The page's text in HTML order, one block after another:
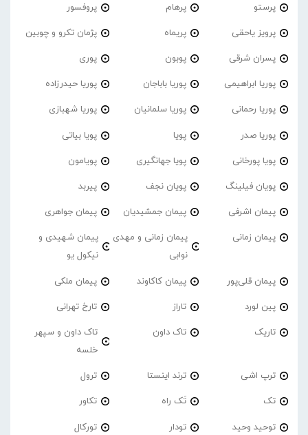
پرستو پرهام پروفسور
پرویز یاحقی پریماه پژمان تکرو و چوبین
پسران شرقی پوبون پوری
پوریا ابراهیمی پوریا باباجان پوریا حیدرزاده
پوریا رحمانی پوریا سلمانیان پوریا شهبازی
پوریا صدر پویا پویا بیاتی
پویا پورخانی پویا جهانگیری پویامون
پویان فیلینگ پویان نجف پیربد
پیمان اشرفی پیمان جمشیدیان پیمان جواهری
پیمان زمانی
پیمان زمانی و مهدی
نوابی
پیمان شهیدی و
نیکول یو
پیمان قلی‌پور پیمان کاکاوند پیمان ملکی
پین لورد تاراز تارخ تهرانی
تاریک تاک داون
تاک داون و سپهر
خلسه
ترپ اشی ترند اینستا ترول
تک تَک راه تکاور
توحید وحید تودار تورکال